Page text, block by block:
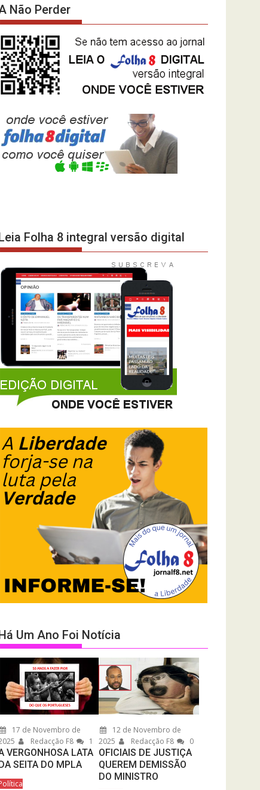
Não Perder
Folha 8 integral versão digital
Um Ano Foi Notícia
17 de Novembro de
Redacção F8 1
VERGONHOSA LATA
DA SEITA DO MPLA
12 de Novembro de
2025
Redacção F8 0
OFICIAIS DE JUSTIÇA
QUEREM DEMISSÃO
DO MINISTRO